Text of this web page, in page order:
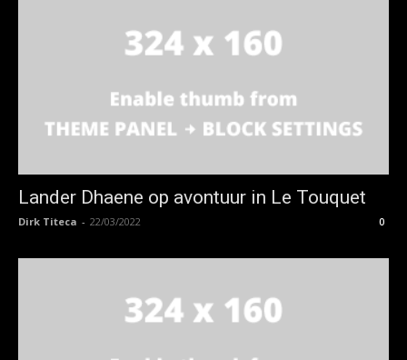
Lander Dhaene op avontuur in Le Touquet
Dirk Titeca - 22/03/2022 0